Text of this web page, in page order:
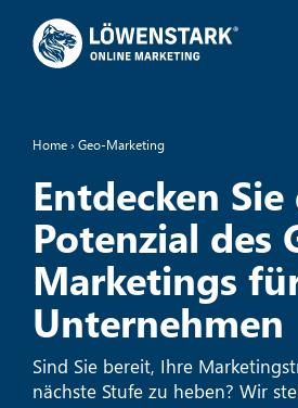
Home› Geo-Marketing
Entdecken Sie
Potenzial des
Marketings
Unternehmen
Sind Sie bereit, Ihre
nächste Stufe zu heben? Wir